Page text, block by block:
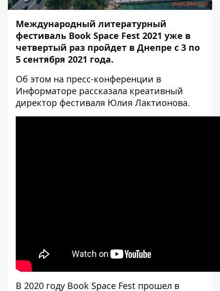
Международный литературный
фестиваль Book Space Fest 2021 уже в
четвертый раз пройдет в Днепре с 3 по
5 сентября 2021 года.
Об этом на пресс-конференции в
Информаторе рассказала креативный
директор фестиваля Юлия Лактионова.
В 2020 году Book Space Fest прошел в